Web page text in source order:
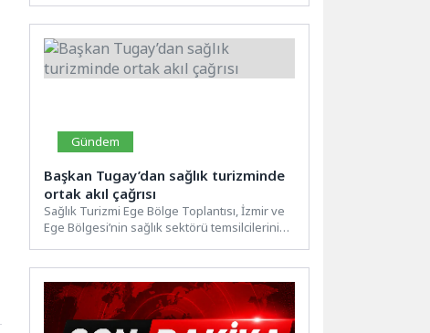
Gündem
Başkan Tugay’dan sağlık turizminde
ortak akıl çağrısı
Sağlık Turizmi Ege Bölge Toplantısı, İzmir ve
Ege Bölgesi’nin sağlık sektörü temsilcilerini